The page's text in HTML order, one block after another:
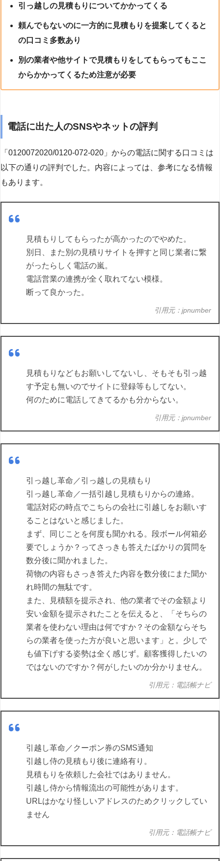
引っ越しの見積もりについてかかってくる
頼んでもないのに一方的に見積もりを提案してくると
の口コミ多数あり
別の業者や他サイトで見積もりをしてもらってもここ
からかかってくるため注意が必要
電話に出た人のSNSやネットの評判
「0120072020/0120-072-020」からの電話に関する口コミは
以下の通りの評判でした。内容によっては、参考になる情報
もあります。
見積もりしてもらったが高かったのでやめた。
別日、また別の見積りサイトを押すと同じ業者に繋
がったらしく電話の嵐。
電話営業の連携が全く取れてない模様。
断って良かった。
引用元：jpnumber
見積もりなどもお願いしてないし、そもそも引っ越
す予定も無いのでサイトに登録等もしてない。
何のために電話してきてるかも分からない。
引用元：jpnumber
引っ越し革命／引っ越しの見積もり
引っ越し革命／一括引越し見積もりからの連絡。
電話対応の時点でこちらの会社に引越しをお願いす
ることはないと感じました。
まず、同じことを何度も聞かれる。段ボール何箱必
要でしょうか？ってさっきも答えたばかりの質問を
数分後に聞かれました。
荷物の内容もさっき答えた内容を数分後にまた聞か
れ時間の無駄です。
また、見積額を提示され、他の業者でその金額より
安い金額を提示されたことを伝えると、「そちらの
業者を使わない理由は何ですか？その金額ならそち
らの業者を使った方が良いと思います」と。少しで
も値下げする姿勢は全く感じず。顧客獲得したいの
ではないのですか？何がしたいのか分かりません。
引用元：電話帳ナビ
引越し革命／クーポン券のSMS通知
引越し侍の見積もり後に連絡有り。
見積もりを依頼した会社ではありません。
引越し侍から情報流出の可能性があります。
URLはかなり怪しいアドレスのためクリックしてい
ません
引用元：電話帳ナビ